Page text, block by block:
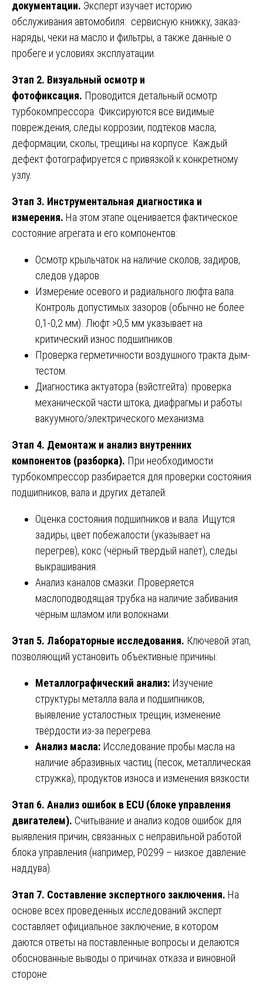
документации. Эксперт изучает историю
обслуживания автомобиля: сервисную книжку, заказ-
наряды, чеки на масло и фильтры, а также данные о
пробеге и условиях эксплуатации.
Этап 2. Визуальный осмотр и
фотофиксация. Проводится детальный осмотр
турбокомпрессора. Фиксируются все видимые
повреждения, следы коррозии, подтёков масла,
деформации, сколы, трещины на корпусе. Каждый
дефект фотографируется с привязкой к конкретному
узлу.
Этап 3. Инструментальная диагностика и
измерения. На этом этапе оценивается фактическое
состояние агрегата и его компонентов:
Осмотр крыльчаток на наличие сколов, задиров,
следов ударов.
Измерение осевого и радиального люфта вала.
Контроль допустимых зазоров (обычно не более
0,1-0,2 мм). Люфт >0,5 мм указывает на
критический износ подшипников.
Проверка герметичности воздушного тракта дым-
тестом.
Диагностика актуатора (вэйстгейта): проверка
механической части штока, диафрагмы и работы
вакуумного/электрического механизма.
Этап 4. Демонтаж и анализ внутренних
компонентов (разборка). При необходимости
турбокомпрессор разбирается для проверки состояния
подшипников, вала и других деталей:
Оценка состояния подшипников и вала: Ищутся
задиры, цвет побежалости (указывает на
перегрев), кокс (чёрный твёрдый налёт), следы
выкрашивания.
Анализ каналов смазки: Проверяется
маслоподводящая трубка на наличие забивания
чёрным шламом или волокнами.
Этап 5. Лабораторные исследования. Ключевой этап,
позволяющий установить объективные причины:
Металлографический анализ: Изучение
структуры металла вала и подшипников,
выявление усталостных трещин, изменение
твёрдости из-за перегрева.
Анализ масла: Исследование пробы масла на
наличие абразивных частиц (песок, металлическая
стружка), продуктов износа и изменения вязкости.
Этап 6. Анализ ошибок в ECU (блоке управления
двигателем). Считывание и анализ кодов ошибок для
выявления причин, связанных с неправильной работой
блока управления (например, P0299 – низкое давление
наддува).
Этап 7. Составление экспертного заключения. На
основе всех проведенных исследований эксперт
составляет официальное заключение, в котором
даются ответы на поставленные вопросы и делаются
обоснованные выводы о причинах отказа и виновной
стороне.